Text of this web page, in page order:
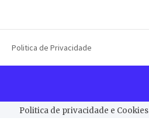
Politica de Privacidade
Politica de privacidade e Cookies